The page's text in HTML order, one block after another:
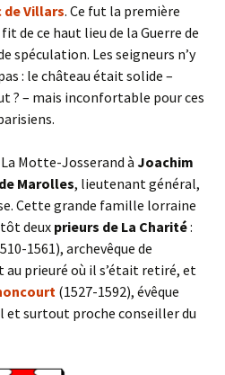
de Villars. Ce fut la première
de ce haut lieu de la Guerre de
spéculation. Les seigneurs n’y
: le château était solide –
? – mais inconfortable pour ces
Motte-Josserand à Joachim
Marolles, lieutenant général,
Cette grande famille lorraine
deux prieurs de La Charité:
1561), archevêque de
prieuré où il s’était retiré, et
(1527-1592), évêque
et surtout proche conseiller du